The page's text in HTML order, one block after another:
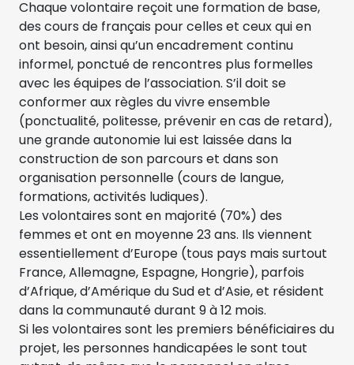
Chaque volontaire reçoit une formation de base,
des cours de français pour celles et ceux qui en
ont besoin, ainsi qu’un encadrement continu
informel, ponctué de rencontres plus formelles
avec les équipes de l’association. S’il doit se
conformer aux règles du vivre ensemble
(ponctualité, politesse, prévenir en cas de retard),
une grande autonomie lui est laissée dans la
construction de son parcours et dans son
organisation personnelle (cours de langue,
formations, activités ludiques).
Les volontaires sont en majorité (70%) des
femmes et ont en moyenne 23 ans. Ils viennent
essentiellement d’Europe (tous pays mais surtout
France, Allemagne, Espagne, Hongrie), parfois
d’Afrique, d’Amérique du Sud et d’Asie, et résident
dans la communauté durant 9 à 12 mois.
Si les volontaires sont les premiers bénéficiaires du
projet, les personnes handicapées le sont tout